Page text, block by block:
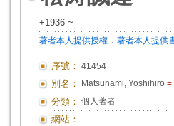
+1936 ~
著者本人提供授權 ． 著者本人提供
序號： 41454
別名： Matsunami, Yoshihiro =
分類： 個人著者
網站：